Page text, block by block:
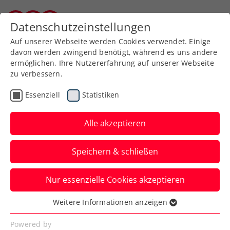
Zurück zur Newsübersicht
Verbands-Info
Neues Flutlicht beim
ASKÖ TC Mattersburg
In der vergangenen Woche konnte das
neue Flutlicht des ASKÖ TC Mattersburg
offiziell eingeschaltet werden. Nach
vielen Wochen harter Arbeit war es
endlich geschafft und die neu renovierte
Flutlichtanlage konnte den
Datenschutzeinstellungen
Auf unserer Webseite werden Cookies verwendet. Einige
davon werden zwingend benötigt, während es uns andere
ermöglichen, Ihre Nutzererfahrung auf unserer Webseite
zu verbessern.
Essenziell Statistiken
Alle akzeptieren
Speichern & schließen
Nur essenzielle Cookies akzeptieren
Essenziell
Essenzielle Cookies werden für grundlegende
Weitere Informationen anzeigen
Powered by